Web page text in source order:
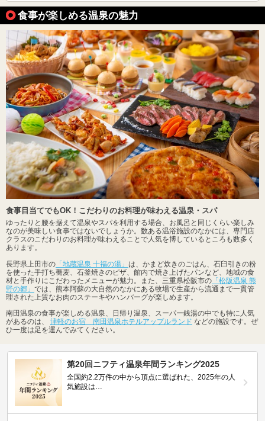
食事が楽しめる温泉の魅力
食事目当てでもOK！こだわりのお料理が味わえる温泉・スパ
ゆったりと腰を据えて温泉やスパを利用する場合、お風呂と同じくらい楽しみ
なのが美味しい食事ではないでしょうか。数ある温浴施設のなかには、専門店
クラスのこだわりのお料理が味わえることで人気を博しているところも数多く
あります。
長野県上田市の 「地蔵温泉 十福の湯」 は、かまど炊きのごはん、石臼引きの粉
を使った手打ち蕎麦、石釜焼きのピザ、館内で焼き上げたパンなど、地域の食
材と手作りにこだわったメニューが魅力。また、三重県松阪市の 「松阪温泉 熊
野の郷」 では、熊本阿蘇の大自然のなかにある牧場で生産から流通まで一貫管
理された上質なお肉のステーキやハンバーグが楽しめます。
南田温泉の食事が楽しめる温泉、日帰り温泉、スーパー銭湯の中でも特に人気
があるのは、 津軽のお宿 南田温泉ホテルアップルランド などの施設です。ぜ
ひ一度は足を運んでみてください。
第20回ニフティ温泉年間ランキング2025
全国約2.2万件の中から頂点に選ばれた、2025年の人
気施設は…